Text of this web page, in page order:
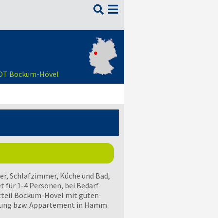

Bockum-Hövel
Schlafzimmer, Küche und Bad,
für 1-4 Personen, bei Bedarf
Bockum-Hövel mit guten
bzw. Appartement in Hamm